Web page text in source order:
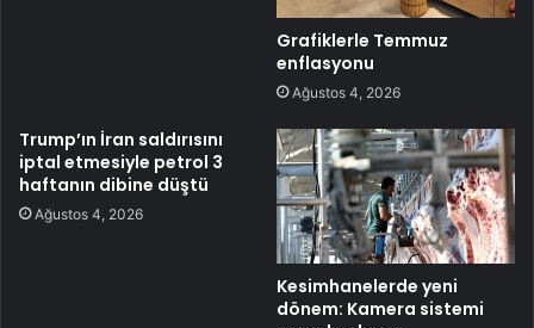
Grafiklerle Temmuz
enflasyonu
Ağustos 4, 2026
Trump’ın İran saldırısını
iptal etmesiyle petrol 3
haftanın dibine düştü
Ağustos 4, 2026
Kesimhanelerde yeni
dönem: Kamera sistemi